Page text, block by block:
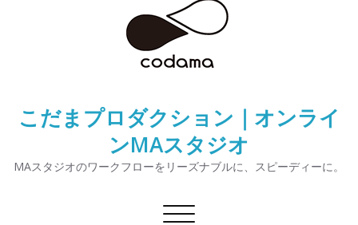
こだまプロダクション｜オンライ
ンMAスタジオ
MAスタジオのワークフローをリーズナブルに、スピーディーに。
ナ